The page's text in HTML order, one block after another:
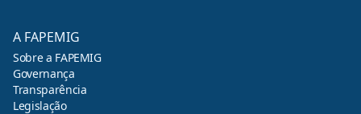
A FAPEMIG
Sobre a FAPEMIG
Governança
Transparência
Legislação